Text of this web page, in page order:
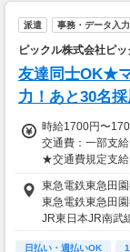
毎月季節のイベ
急な出費でお財
即払い・週払い
【交通費備考】
※規定あり
派遣 事務・データ入
ピックル株式会社ピ
友達同士OK★
力！あと30名採
時給1700円〜
交通費：一部支給
★交通費規定支給
＼ 日収例♪ ／
￣￣￣￣￣￣￣￣
▼1日8hのフルタ
時給1700円×1日8h
東急電鉄東急田
東急電鉄東急田
JR東日本JR南武
日払い・週払いOK